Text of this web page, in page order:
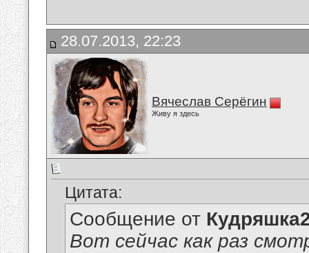
28.07.2013, 22:23
Вячеслав Серёгин
Живу я здесь
Цитата:
Сообщение от
Вот сейчас как раз